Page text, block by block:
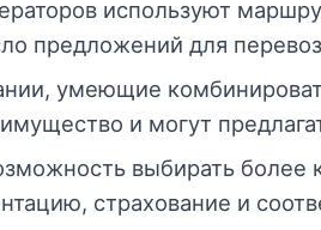
используют
предложений для
умеющие
и могут
выбирать более
страхование и